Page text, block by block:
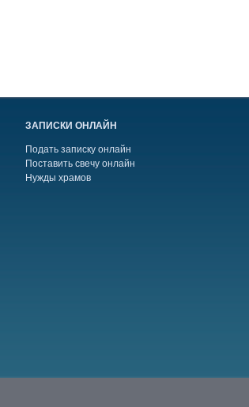
ЗАПИСКИ ОНЛАЙН
Подать записку онлайн
Поставить свечу онлайн
Нужды храмов